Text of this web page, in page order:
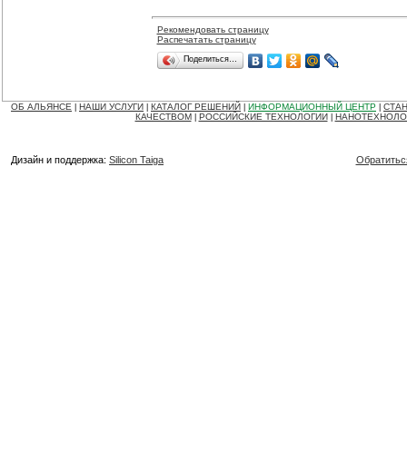
Рекомендовать страницу
Распечатать страницу
Поделиться…
ОБ АЛЬЯНСЕ НАШИ УСЛУГИ КАТАЛОГ РЕШЕНИЙ ИНФОРМАЦИОННЫЙ ЦЕНТР
КАЧЕСТВОМ
РОССИЙСКИЕ ТЕХНОЛОГИИ
Дизайн и поддержка: Silicon Taiga